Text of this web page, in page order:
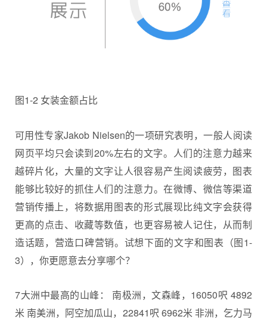
图1-2 女装金额占比
可用性专家Jakob Nielsen的一项研究表明，一般人阅读
网页平均只会读到20%左右的文字。人们的注意力越来
越碎片化，大量的文字让人很容易产生阅读疲劳，图表
能够比较好的抓住人们的注意力。在微博、微信等渠道
营销传播上，将数据用图表的形式展现比纯文字会获得
更高的点击、收藏等数值，也更容易被人记住，从而制
造话题，营造口碑营销。试想下面的文字和图表（图1-
3），你更愿意去分享哪个？
7大洲中最高的山峰： 南极洲，文森峰，16050呎 4892
米 南美洲，阿空加瓜山，22841呎 6962米 非洲，乞力马